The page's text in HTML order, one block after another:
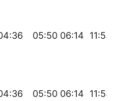
05:50 06:14 11:53
05:50 06:14 11:53